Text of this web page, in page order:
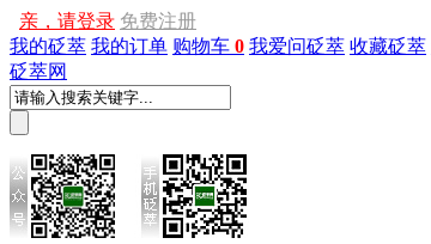
亲，请登录 免费注册
我的砭萃 我的订单 购物车 0 我爱问砭萃 收藏砭萃
砭萃网